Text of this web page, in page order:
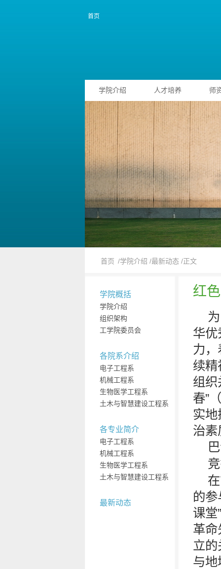
首页
学院介绍 人才培养 师
首页 /学院介绍 /最新动态 /正文
学院概括
学院介绍
组织架构
工学院委员会
各院系介绍
电子工程系
机械工程系
生物医学工程系
土木与智慧建设工程系
各专业简介
电子工程系
机械工程系
生物医学工程系
土木与智慧建设工程系
最新动态
红
华优
力
续精
组织
春”
实地
治素
的
课堂
革命
立的
与地